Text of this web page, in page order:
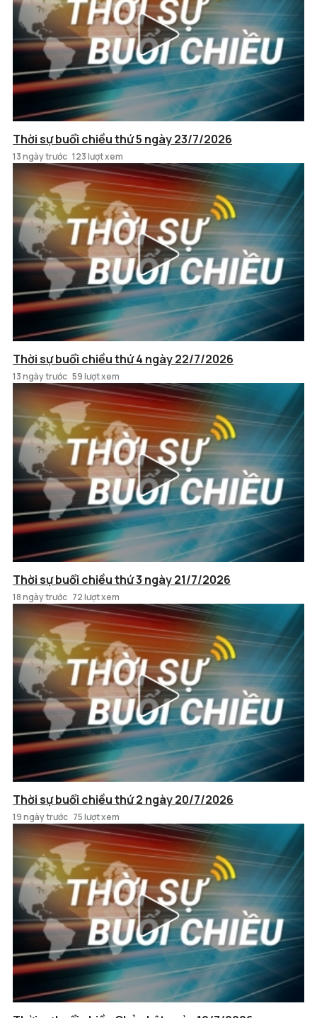
Thời sự buổi chiều thứ 5 ngày 23/7/2026
13 ngày trước 123 lượt xem
Thời sự buổi chiều thứ 4 ngày 22/7/2026
13 ngày trước 59 lượt xem
Thời sự buổi chiều thứ 3 ngày 21/7/2026
18 ngày trước 72 lượt xem
Thời sự buổi chiều thứ 2 ngày 20/7/2026
19 ngày trước 75 lượt xem